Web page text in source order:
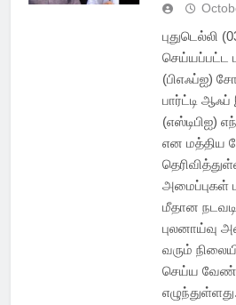
புதுடெல்லி
செய்யப்பட்ட
(பிஎஃப்ஐ)
பார்ட்டி ஆஃப்
(எஸ்டிபிஐ)
என மத்திய
அமைப்புகள்
மீதான
புலனாய்வு
வரும்
செய்ய